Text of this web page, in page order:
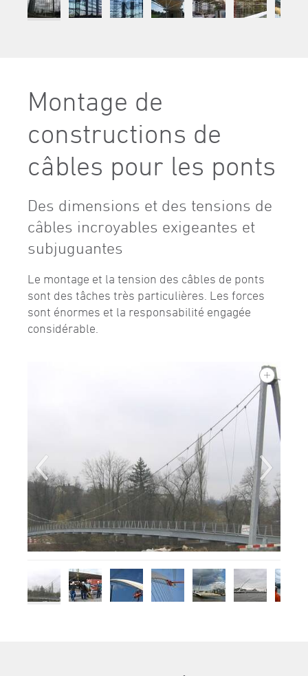
Montage de
constructions de
câbles pour les ponts
Des dimensions et des tensions de
câbles incroyables exigeantes et
subjuguantes
Le montage et la tension des câbles de ponts
sont des tâches très particulières. Les forces
sont énormes et la responsabilité engagée
considérable.